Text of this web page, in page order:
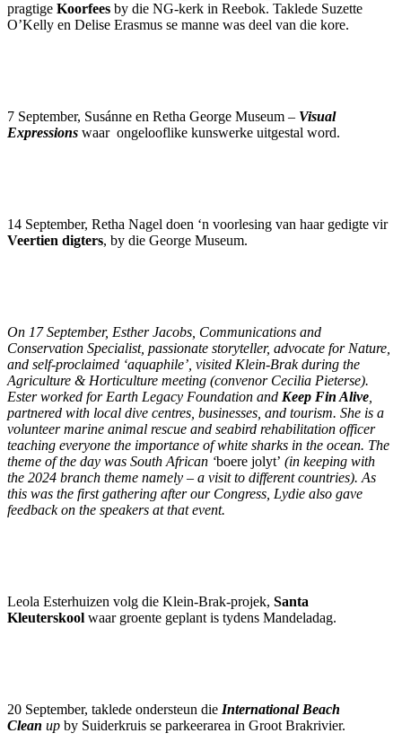
pragtige Koorfees by die NG-kerk in Reebok. Taklede Suzette
O’Kelly en Delise Erasmus se manne was deel van die kore.
7 September, Susánne en Retha George Museum – Visual
Expressions waar ongelooflike kunswerke uitgestal word.
14 September, Retha Nagel doen ‘n voorlesing van haar gedigte vir
Veertien digters, by die George Museum.
On 17 September, Esther Jacobs, Communications and
Conservation Specialist, passionate storyteller, advocate for Nature,
and self-proclaimed ‘aquaphile’, visited Klein-Brak during the
Agriculture & Horticulture meeting (convenor Cecilia Pieterse).
Ester worked for Earth Legacy Foundation and Keep Fin Alive
partnered with local dive centres, businesses, and tourism. She is a
volunteer marine animal rescue and seabird rehabilitation officer
teaching everyone the importance of white sharks in the ocean. The
theme of the day was South African ‘boere jolyt’ (in keeping with
the 2024 branch theme namely – a visit to different countries). As
this was the first gathering after our Congress, Lydie also gave
feedback on the speakers at that event.
Leola Esterhuizen volg die Klein-Brak-projek, Santa
Kleuterskool waar groente geplant is tydens Mandeladag.
20 September, taklede ondersteun die International Beach
Clean up by Suiderkruis se parkeerarea in Groot Brakrivier.